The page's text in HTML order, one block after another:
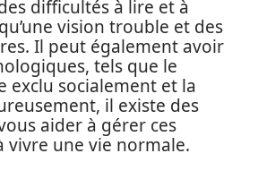
difficultés à lire et à
vision trouble et des
Il peut également avoir
tels que le
exclu socialement et la
il existe des
aider à gérer ces
vivre une vie normale.